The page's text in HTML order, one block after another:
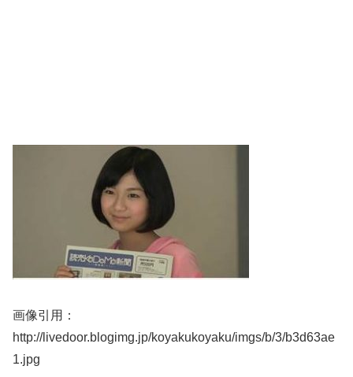
画像引用：
http://livedoor.blogimg.jp/koyakukoyaku/imgs/b/3/b3d63ae
1.jpg